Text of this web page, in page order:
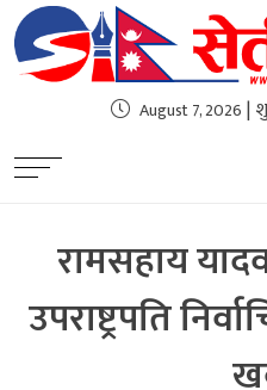
August 7, 2026 |
रामसहाय
उपराष्ट्रपति